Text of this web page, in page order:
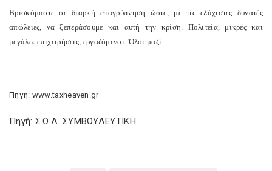
Βρισκόμαστε σε διαρκή επαγρύπνηση ώστε, με τις ελάχιστες δυνατές
απώλειες, να ξεπεράσουμε και αυτή την κρίση. Πολιτεία, μικρές και
μεγάλες επιχειρήσεις, εργαζόμενοι. Όλοι μαζί.
Πηγή: www.taxheaven.gr
Πηγή: Σ.Ο.Λ. ΣΥΜΒΟΥΛΕΥΤΙΚΗ